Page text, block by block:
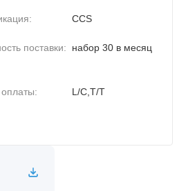
CCS
поставки: набор 30 в месяц
L/C,T/T